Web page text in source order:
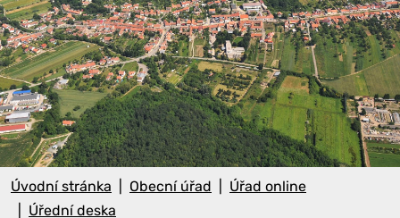
Úvodní stránka Obecní úřad
Úřad online
Úřední deska